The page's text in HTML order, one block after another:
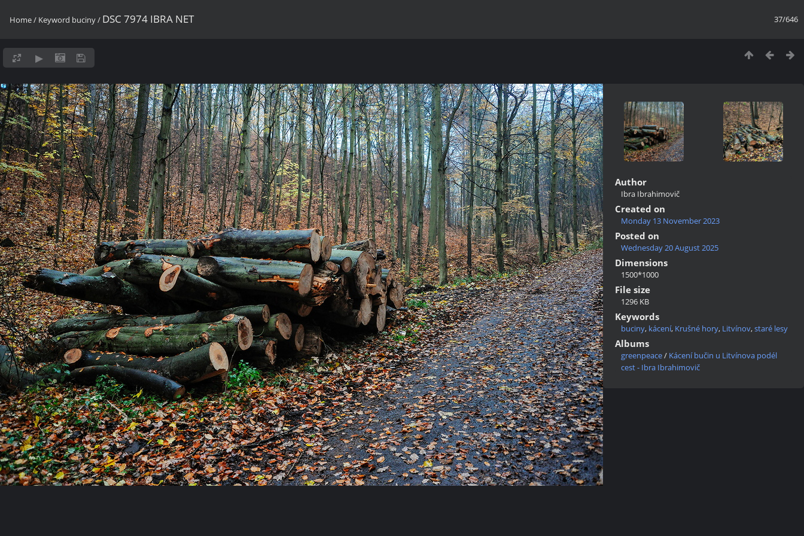
37/646
Home/ Keyword buciny/ DSC 7974 IBRA NET
Author
Ibra Ibrahimovič
Created on
Monday 13 November 2023
Posted on
Wednesday 20 August 2025
Dimensions
1500*1000
File size
1296 KB
Keywords
buciny, kácení, Krušné hory, Litvínov,staré lesy
Albums
greenpeace/ Kácení bučin u Litvínova podél
cest - Ibra Ibrahimovič